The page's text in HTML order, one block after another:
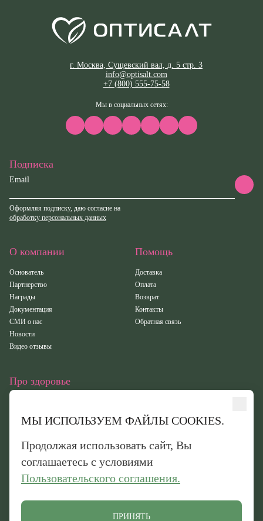
МЫ ИСПОЛЬЗУЕМ ФАЙЛЫ COOKIES.
Продолжая использовать сайт, Вы
соглашаетесь с условиями
Пользовательского соглашения.
ПРИНЯТЬ
г. Москва, Сущевский вал, д. 5 стр. 3
info@optisalt.com
+7 (800) 555-75-58
Мы в социальных сетях:
Подписка
Email
Оформляя подписку, даю согласие на
обработку персональных данных
О компании
Основатель
Партнерство
Награды
Документация
СМИ о нас
Новости
Видео отзывы
Помощь
Доставка
Оплата
Возврат
Контакты
Обратная связь
Про здоровье
Здоровье
Иридотест
Политика конфиденциальности
Политика обработки файлов cookie